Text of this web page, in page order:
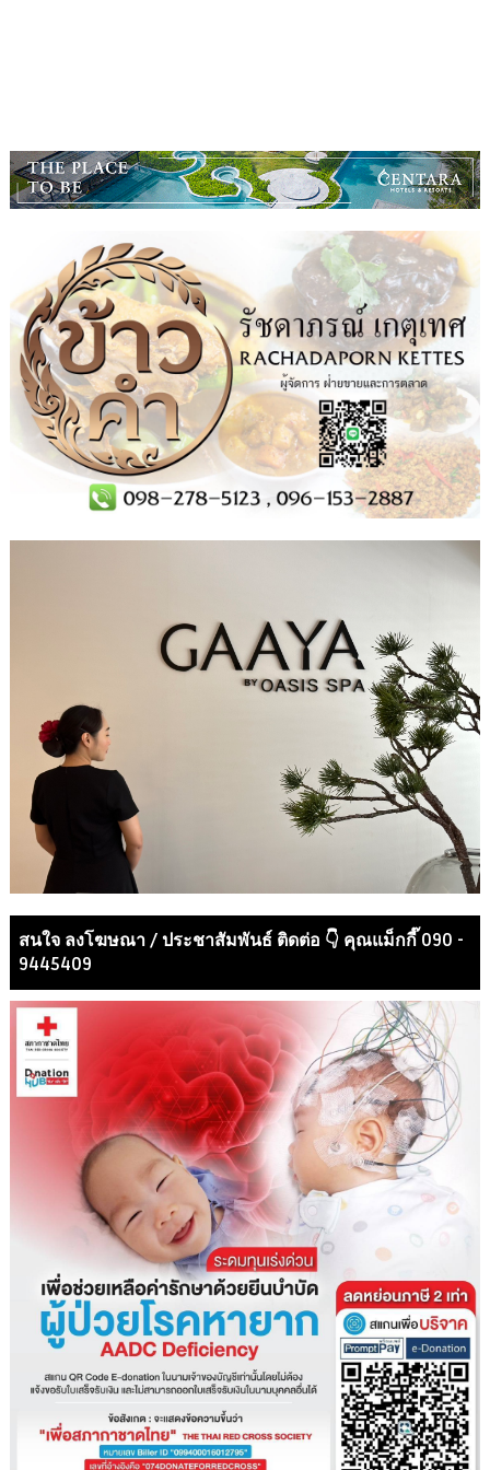
สนใจ ลงโฆษณา / ประชาสัมพันธ์ ติดต่อ 👇 คุณแม็กกี๊ 090 -
9445409